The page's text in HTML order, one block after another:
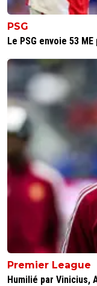
PSG
Le PSG envoie 53
Premier League
Humilié par Vinicius,